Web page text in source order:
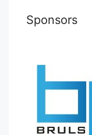
Sponsors